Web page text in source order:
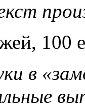
100
в